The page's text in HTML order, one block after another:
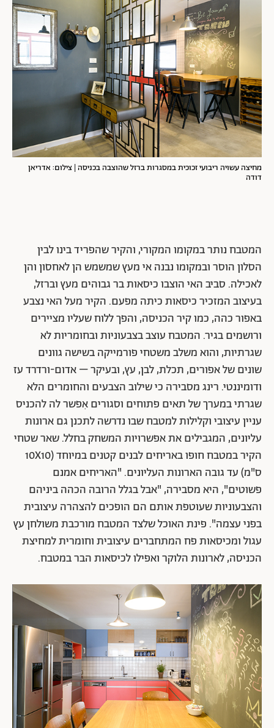
מחיצה עשויה ריבועי זכוכית במסגרות ברזל שהוצבה בכניסה | צילום: אדריאן
דודה
המטבח נותר במקומו המקורי, והקיר שהפריד בינו לבין
הסלון הוסר ובמקומו נבנה אי מעץ שמשמש הן לאחסון והן
לאכילה. סביב האי הוצבו כיסאות בר גבוהים מעץ וברזל,
בעיצוב המזכיר כיסאות כיתה מפעם. הקיר מעל האי נצבע
באפור כהה, כמו קיר הכניסה, והפך ללוח שעליו מציירים
ורושמים בגיר. המטבח עוצב בצבעוניות ובחומריות לא
שגרתיות, והוא משלב משטחי פורמייקה בשישה גוונים
שונים של אפורים, תכלת, לבן, עץ, ובעיקר – אדום-ורדרד עז
ודומיננטי. רינג מסבירה כי שילוב הצבעים והחומרים הלא
שגרתי במערך של תאים פתוחים וסגורים אִפשר לה להכניס
עניין עיצובי וקלילות למטבח שבו נדרשה לתכנן גם ארונות
עליונים, המגבילים את אפשרויות המשחק בחלל. שאר שטחי
הקיר במטבח חופו באריחים לבנים קטנים במיוחד (10X10
ס"מ) עד גובה הארונות העליונים. "האריחים אמנם
פשוטים", היא מסבירה, "אבל בגלל הרובה הכהה ביניהם
והצבעוניות שעוטפת אותם הם הופכים להצהרה עיצובית
בפני עצמה". פינת האוכל שלצד המטבח מורכבת משולחן עץ
עגול ומכיסאות פח המתחברים עיצובית וחומרית למחיצת
הכניסה, לארונות הלוקר ואפילו לכיסאות הבר במטבח.